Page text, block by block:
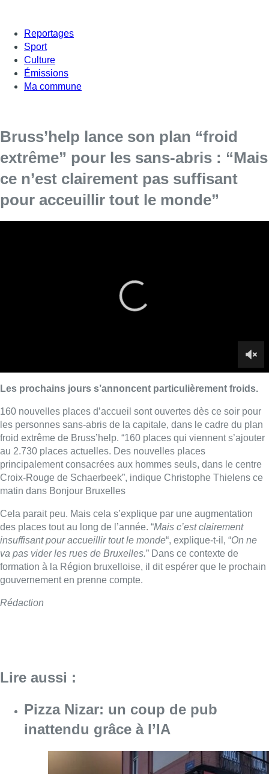
Reportages
Sport
Culture
Émissions
Ma commune
Bruss’help lance son plan “froid
extrême” pour les sans-abris : “Mais
ce n’est clairement pas suffisant
pour acceuillir tout le monde”
au 2.730 places actuelles. Des nouvelles places
principalement consacrées aux hommes seuls, dans le centre
Cela parait peu. Mais cela s’explique par une augmentation
Mais c’est clairement
va pas vider les rues de Bruxelles.” Dans ce contexte de
formation à la Région bruxelloise, il dit espérer que le prochain
gouvernement en prenne compte.
Rédaction
Lire aussi :
Pizza Nizar: un coup de pub
inattendu grâce à l’IA